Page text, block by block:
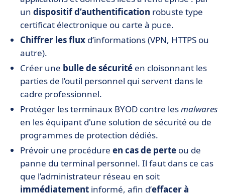
un dispositif d’authentification robuste type
certificat électronique ou carte à puce.
Chiffrer les flux d’informations (VPN, HTTPS ou
autre).
Créer une bulle de sécurité en cloisonnant les
parties de l’outil personnel qui servent dans le
cadre professionnel.
Protéger les terminaux BYOD contre lesmalwares
en les équipant d'une solution de sécurité ou de
programmes de protection dédiés.
Prévoir une procédure en cas de perte ou de
panne du terminal personnel. Il faut dans ce cas
que l’administrateur réseau en soit
immédiatement informé, afin d’effacer à